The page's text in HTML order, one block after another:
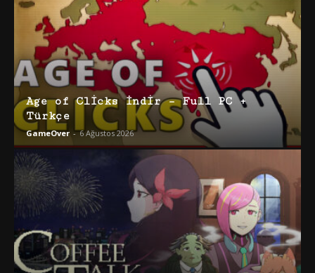
Age of Clicks İndir – Full PC +
Türkçe
GameOver - 6 Ağustos 2026